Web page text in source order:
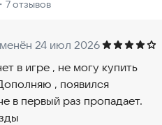
или остаться.
Преображение
с помощью уникальных
мест притяжения для
этот город!
・7 отзывов
24 июл 2026
в игре , не могу купить
, появился
в первый раз пропадает.